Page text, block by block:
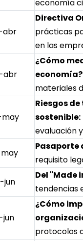
economía
abr
Directiva
prácticas
en las
abr
¿Cómo
materiales
may
Riesgos
sostenible:
evaluación
Pasaporte
requisito
jun
Del "Made
tendencias
jun
¿Cómo
protocolos